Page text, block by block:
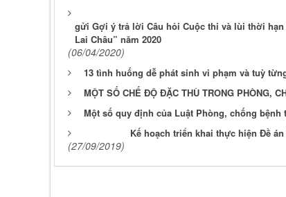
gửi Gợi ý trả lời Câu hỏi Cuộc thi và lùi thời
Lai Châu” năm 2020
(06/04/2020)
13 tình huống dễ phát sinh vi phạm và tuỳ
MỘT SỐ CHẾ ĐỘ ĐẶC THÙ TRONG PHÒNG,
Một số quy định của Luật Phòng, chống bệnh
Kế hoạch triển khai thực hiện Đề
(27/09/2019)